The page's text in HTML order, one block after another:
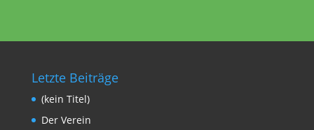
Letzte Beiträge
(kein Titel)
Der Verein